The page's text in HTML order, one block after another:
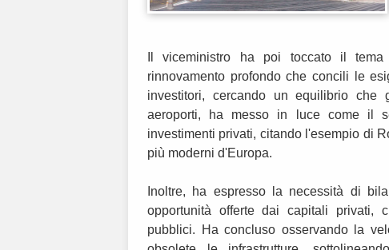
Il viceministro ha poi toccato il
rinnovamento profondo che concili le
investitori, cercando un equilibrio che
aeroporti, ha messo in luce come il
investimenti privati, citando l'esempio di
più moderni d'Europa.
Inoltre, ha espresso la necessità di
opportunità offerte dai capitali privati,
pubblici. Ha concluso osservando la